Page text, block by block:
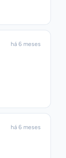
há 6 meses
há 6 meses